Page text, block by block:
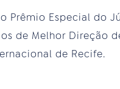
Prêmio Especial do
de Melhor Direção
de Recife.